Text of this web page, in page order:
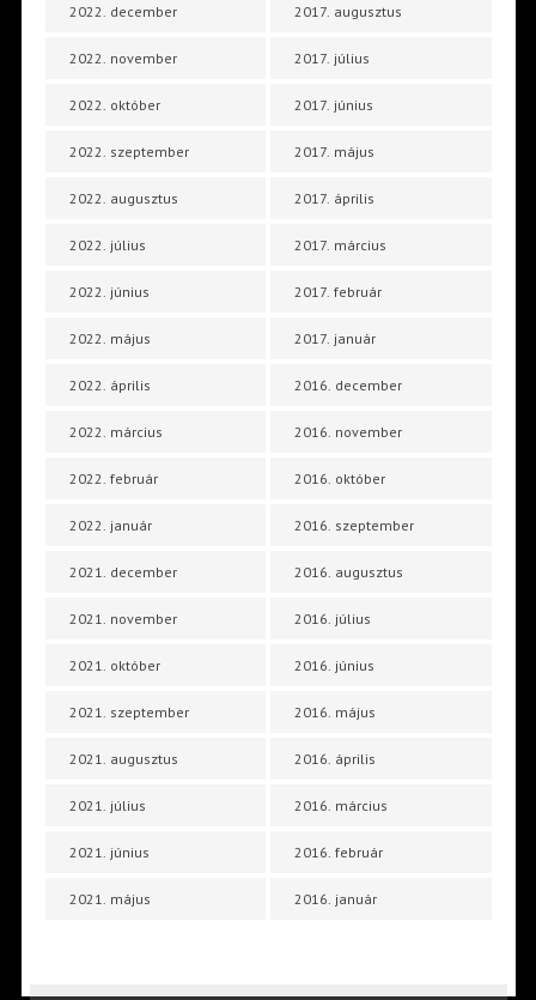
2022. december
2022. november
2022. október
2022. szeptember
2022. augusztus
2022. július
2022. június
2022. május
2022. április
2022. március
2022. február
2022. január
2021. december
2021. november
2021. október
2021. szeptember
2021. augusztus
2021. július
2021. június
2021. május
2017. augusztus
2017. július
2017. június
2017. május
2017. április
2017. március
2017. február
2017. január
2016. december
2016. november
2016. október
2016. szeptember
2016. augusztus
2016. július
2016. június
2016. május
2016. április
2016. március
2016. február
2016. január